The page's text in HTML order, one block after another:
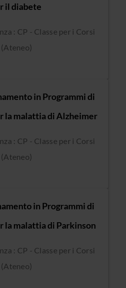
il diabete
: CP - Classe per i Corsi
in Programmi di
la malattia di Alzheimer
: CP - Classe per i Corsi
in Programmi di
la malattia di Parkinson
: CP - Classe per i Corsi